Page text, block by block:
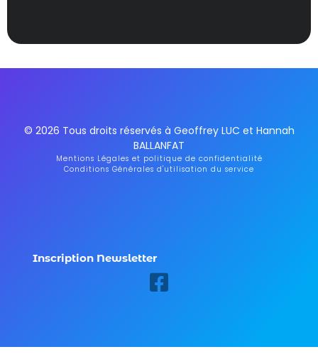
© 2026 Tous droits réservés à Geoffrey LUC et Hannah
BALLANFAT
Mentions Légales et politique de confidentialité
Conditions Générales d'utilisation du service
Inscription Newsletter